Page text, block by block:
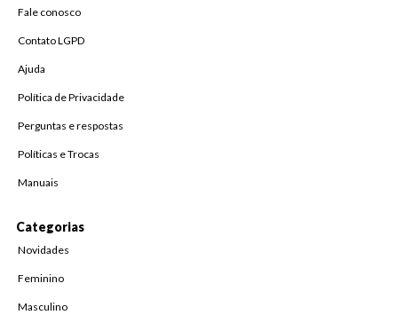
Fale conosco
Contato LGPD
Ajuda
Política de Privacidade
Perguntas e respostas
Políticas e Trocas
Manuais
Categorias
Novidades
Feminino
Masculino